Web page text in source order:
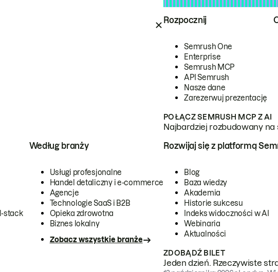
Rozpocznij
Semrush One
Enterprise
Semrush MCP
API Semrush
Nasze dane
Zarezerwuj prezentację
POŁĄCZ SEMRUSH MCP Z AI
Najbardziej rozbudowany
stack
Według branży
Usługi profesjonalne
Handel detaliczny i e-commerce
Agencje
Technologie SaaS i B2B
Opieka zdrowotna
Biznes lokalny
Zobacz wszystkie branże
Rozwijaj się z platformą
Blog
Baza wiedzy
Akademia
Historie sukcesu
Indeks widoczności w AI
Webinaria
Aktualności
ZDOBĄDŹ BILET
Jeden dzień. Rzeczywiste